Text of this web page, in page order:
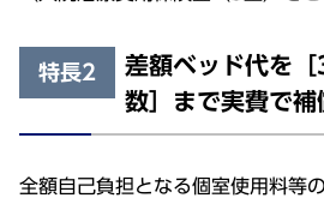
特長2
差額ベッド代を
数］まで実費で補
全額自己負担となる個室使用料等